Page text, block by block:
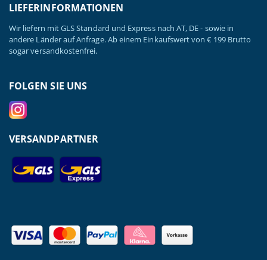
LIEFERINFORMATIONEN
Wir liefern mit GLS Standard und Express nach AT, DE - sowie in
andere Länder auf Anfrage. Ab einem Einkaufswert von € 199 Brutto
sogar versandkostenfrei.
FOLGEN SIE UNS
VERSANDPARTNER